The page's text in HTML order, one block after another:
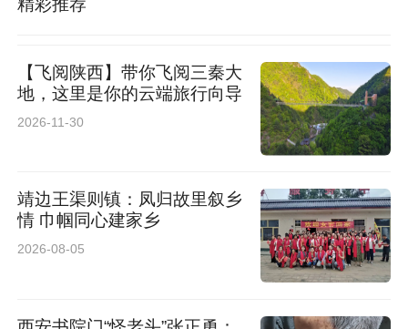
平凡岗位孕育不凡担当。王书盈兢兢业业坚守环
卫一线，用心守护城市整洁，更在关键时刻守住
本心、彰显品格，这份纯粹的诚信与善良，是基
个人善举的背后，是企业深耕师德师风、职业道
德建设的长期成果。西安高新区公共事业服务有
限公司长期承担丈八街道辖区道路保洁、绿化养
护等城市服务保障工作，高度重视员工思想道德
精彩推荐
【飞阅陕西】带你飞阅三秦大
地，这里是你的云端旅行向导
2026-11-30
靖边王渠则镇：凤归故里叙乡
情 巾帼同心建家乡
2026-08-05